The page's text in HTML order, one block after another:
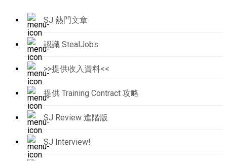
SJ 熱門文章
認識 StealJobs
>>提供收入資料<<
提供 Training Contract 攻略
SJ Review 進階版
SJ Interview!